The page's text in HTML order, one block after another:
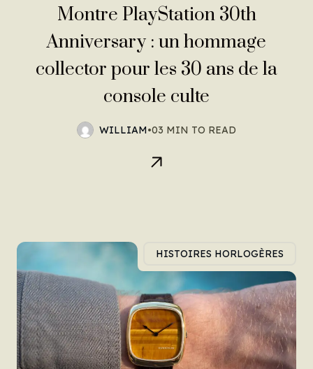
Montre PlayStation 30th
Anniversary : un hommage
collector pour les 30 ans de la
console culte
WILLIAM•03 MIN TO READ
HISTOIRES HORLOGÈRES